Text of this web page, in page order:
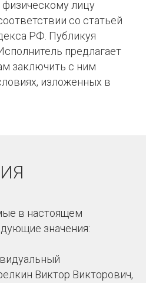
лицу
со статьей
РФ. Публикуя
предлагает
заключить с ним
изложенных в
в настоящем
значения:
Виктор Викторович,